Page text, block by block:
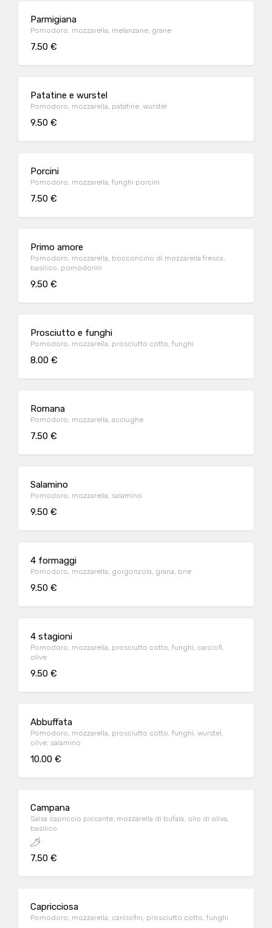
Parmigiana
Pomodoro, mozzarella, melanzane, grane
7.50 €
Patatine e wurstel
Pomodoro, mozzarella, patatine, wurstel
9.50 €
Porcini
Pomodoro, mozzarella, funghi porcini
7.50 €
Primo amore
Pomodoro, mozzarella, bocconcino di mozzarella fresca,
basilico, pomodorini
9.50 €
Prosciutto e funghi
Pomodoro, mozzarella, prosciutto cotto, funghi
8.00 €
Romana
Pomodoro, mozzarella, acciughe
7.50 €
Salamino
Pomodoro, mozzarella, salamino
9.50 €
4 formaggi
Pomodoro, mozzarella, gorgonzola, grana, brie
9.50 €
4 stagioni
Pomodoro, mozzarella, prosciutto cotto, funghi, carciofi,
olive
9.50 €
Abbuffata
Pomodoro, mozzarella, prosciutto cotto, funghi, wurstel,
olive, salamino
10.00 €
Campana
Salsa capriccio piccante, mozzarella di bufala, olio di oliva,
basilico
7.50 €
Capricciosa
Pomodoro, mozzarella, carciofini, prosciutto cotto, funghi